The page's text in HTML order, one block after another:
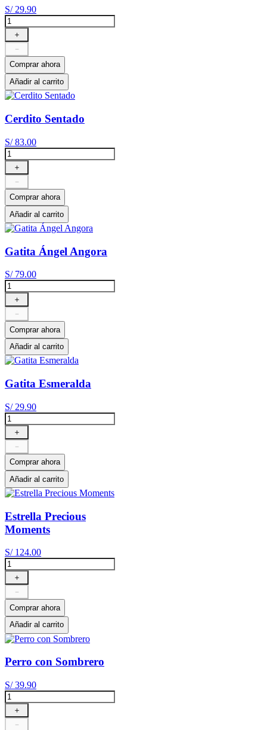
S/ 29.90
＋
－
Comprar ahora
Añadir al carrito
Cerdito Sentado
S/ 83.00
＋
－
Comprar ahora
Añadir al carrito
Gatita Ángel Angora
S/ 79.00
＋
－
Comprar ahora
Añadir al carrito
Gatita Esmeralda
S/ 29.90
＋
－
Comprar ahora
Añadir al carrito
Estrella Precious
Moments
S/ 124.00
＋
－
Comprar ahora
Añadir al carrito
Perro con Sombrero
S/ 39.90
＋
－